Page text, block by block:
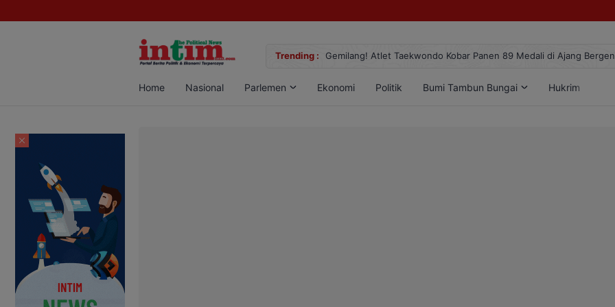
Trending :
Sabu di Pangkalan Bun, Dua Pelaku Diamankan Gemilang! Atlet Taekwondo Kobar Panen 89 Medali di Ajang
Home Nasional Parlemen Ekonomi Politik Bumi Tambun Bungai Hukrim